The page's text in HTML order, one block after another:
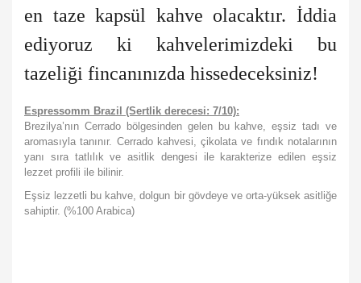
en taze kapsül kahve olacaktır. İddia
ediyoruz ki kahvelerimizdeki bu
tazeliği fincanınızda hissedeceksiniz!
Espressomm Brazil (Sertlik derecesi: 7/10):
Brezilya’nın Cerrado bölgesinden gelen bu kahve, eşsiz tadı ve
aromasıyla tanınır. Cerrado kahvesi, çikolata ve fındık notalarının
yanı sıra tatlılık ve asitlik dengesi ile karakterize edilen eşsiz
lezzet profili ile bilinir.
Eşsiz lezzetli bu kahve, dolgun bir gövdeye ve orta-yüksek asitliğe
sahiptir. (%100 Arabica)